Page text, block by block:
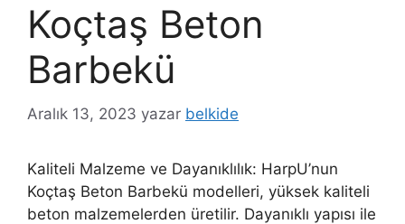
Koçtaş Beton
Barbekü
Aralık 13, 2023 yazar belkide
Kaliteli Malzeme ve Dayanıklılık: HarpU’nun
Koçtaş Beton Barbekü modelleri, yüksek kaliteli
beton malzemelerden üretilir. Dayanıklı yapısı ile